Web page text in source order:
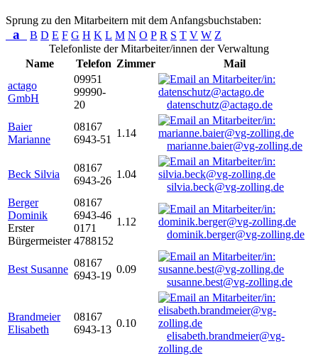
Sprung zu den Mitarbeitern mit dem Anfangsbuchstaben:
a B D E F G H K L M N O P R S T V W Z
Telefonliste der Mitarbeiter/innen der Verwaltung
Name
Telefon Zimmer
Mail
actago
GmbH
09951
99990-
20
datenschutz@actago.de
Baier
Marianne
08167
6943-51
1.14
marianne.baier@vg-zolling.de
Beck Silvia
08167
6943-26
1.04
silvia.beck@vg-zolling.de
Berger
Dominik
Erster
Bürgermeister
08167
6943-46
0171
4788152
1.12
dominik.berger@vg-zolling.de
Best Susanne
08167
6943-19
0.09
susanne.best@vg-zolling.de
Brandmeier
Elisabeth
08167
6943-13
0.10
elisabeth.brandmeier@vg-
zolling.de